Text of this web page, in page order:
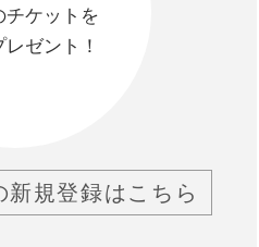
チケットを
ゼント！
新規登録はこちら